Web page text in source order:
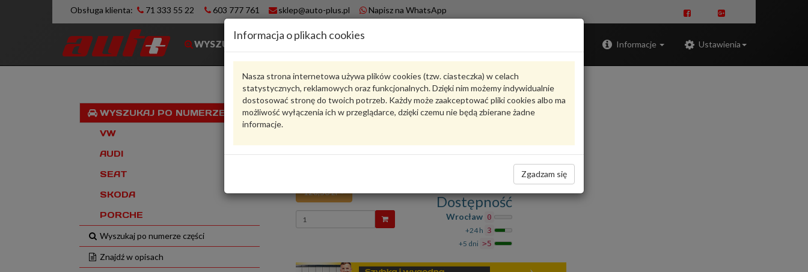
Obsługa klienta: 71 333 55 22 603 777 761 sklep@auto-plus.pl Napisz na WhatsApp
WYSZUKIWARKA Informacje Ustawienia
Informacja o plikach cookies
Nasza strona internetowa używa plików cookies (tzw. ciasteczka) w celach
statystycznych, reklamowych oraz funkcjonalnych. Dzięki nim możemy indywidualnie
dostosować stronę do twoich potrzeb. Każdy może zaakceptować pliki cookies albo ma
możliwość wyłączenia ich w przeglądarce, dzięki czemu nie będą zbierane żadne
informacje.
Zgadzam się
WYSZUKAJ PO NUMERZE VIN
VW
AUDI
SEAT
SKODA
PORCHE
Wyszukaj po numerze części
Znajdź w opisach
Karta produktu
VAG - produkt oryginalny VW AUDI SEAT SKODA
128,56 zł
Wprowadź
ilość
Dostępność
Wrocław 0
+24 h 3
+5 dni >5